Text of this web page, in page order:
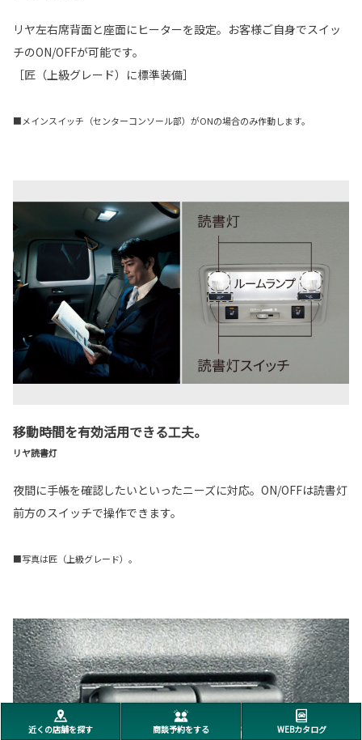
リヤ左右席背面と座面にヒーターを設定。お客様ご自身でスイッ
チのON/OFFが可能です。
［匠（上級グレード）に標準装備］
■メインスイッチ（センターコンソール部）がONの場合のみ作動します。
移動時間を有効活用できる工夫。
リヤ読書灯
夜間に手帳を確認したいといったニーズに対応。ON/OFFは読書灯
前方のスイッチで操作できます。
■写真は匠（上級グレード）。
近くの店舗を探す 商談予約をする WEBカタログ